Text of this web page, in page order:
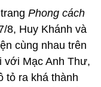
Phong cách
8, Huy Khánh và
cùng nhau trên
Mạc Anh Thư,
tỏ ra khá thành